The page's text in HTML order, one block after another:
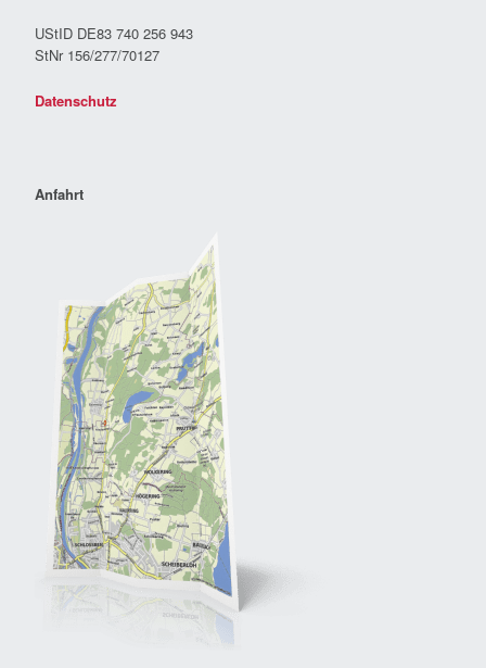
UStID DE83 740 256 943
StNr 156/277/70127
Datenschutz
Anfahrt